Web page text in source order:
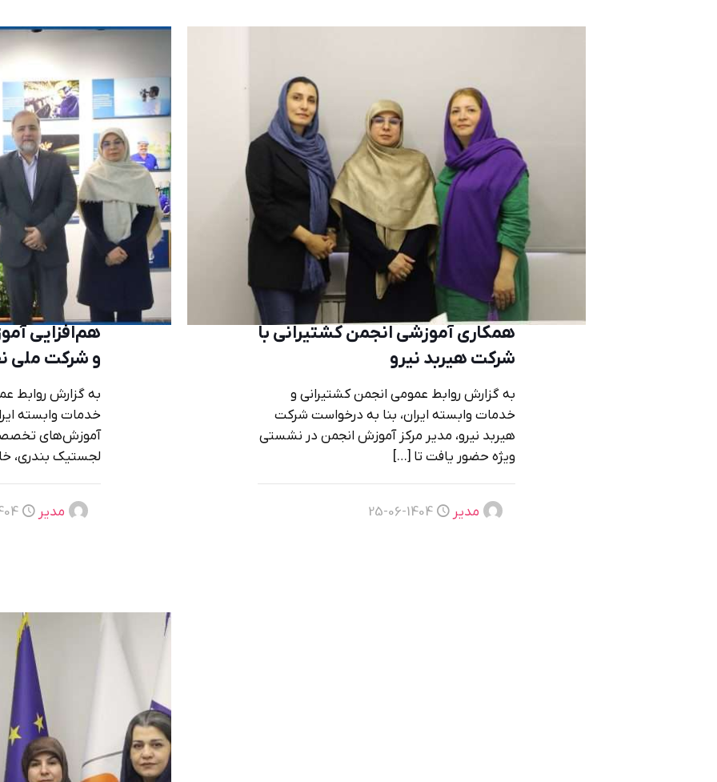
همکاری آموزشی انجمن کشتیرانی با
شرکت هیربد نیرو
به گزارش روابط عمومی انجمن کشتیرانی و
خدمات وابسته ایران، بنا به درخواست شرکت
هیربد نیرو، مدیر مرکز آموزش انجمن در نشستی
ویژه حضور یافت تا […]
مدیر 1404-06-25
هم‌افزایی
و شرکت ملی
به گزارش روابط
خدمات وابسته
آموزش‌های
لجستیک بندری،
مدیر 06-17